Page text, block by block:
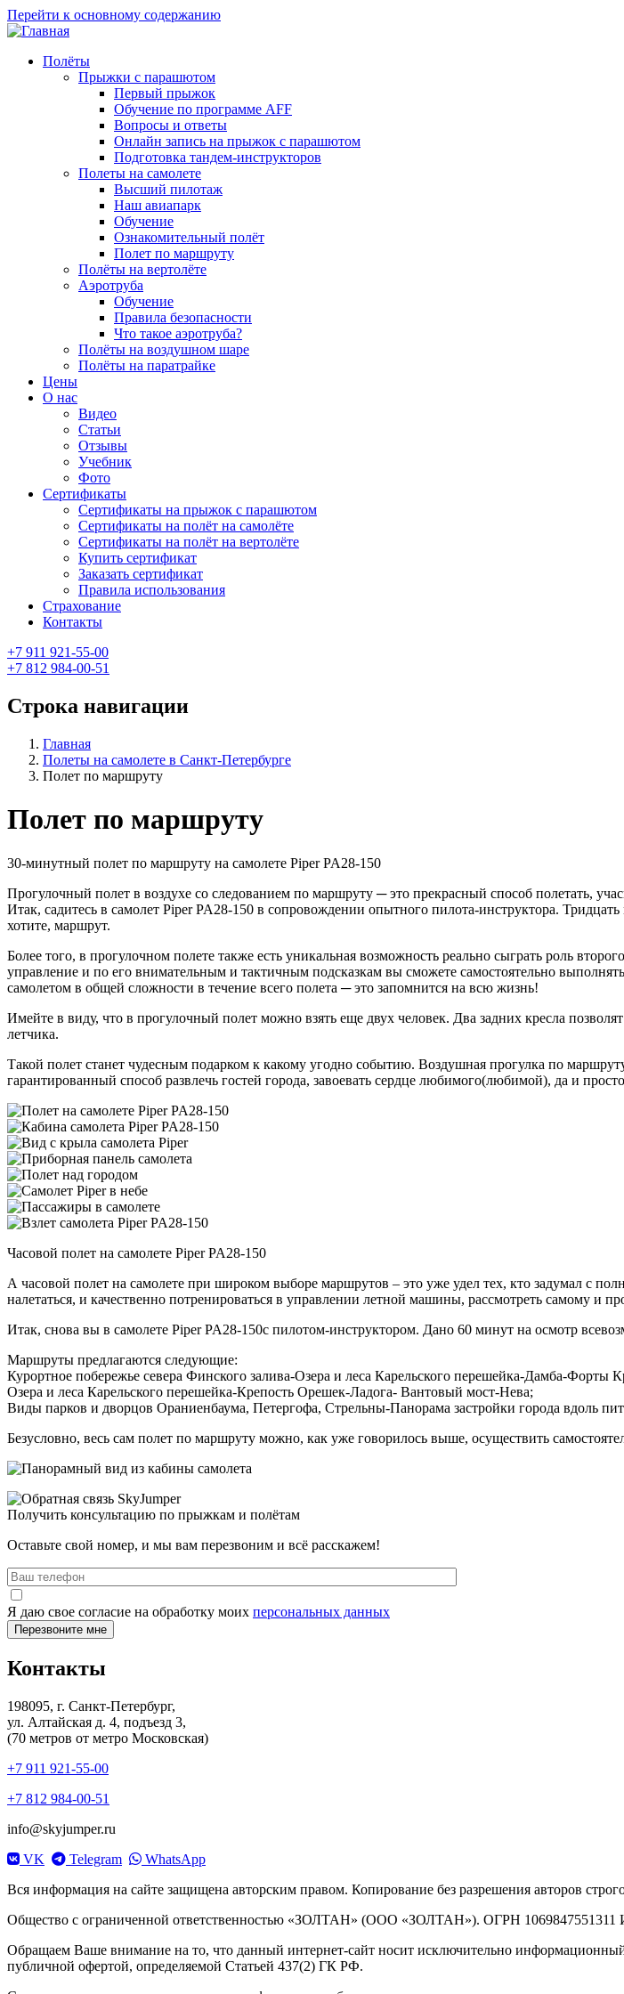
Перейти к основному содержанию
Полёты
Прыжки с парашютом
Первый прыжок
Обучение по программе AFF
Вопросы и ответы
Онлайн запись на прыжок с парашютом
Подготовка тандем-инструкторов
Полеты на самолете
Высший пилотаж
Наш авиапарк
Обучение
Ознакомительный полёт
Полет по маршруту
Полёты на вертолёте
Аэротруба
Обучение
Правила безопасности
Что такое аэротруба?
Полёты на воздушном шаре
Полёты на паратрайке
Цены
О нас
Видео
Статьи
Отзывы
Учебник
Фото
Сертификаты
Сертификаты на прыжок с парашютом
Сертификаты на полёт на самолёте
Сертификаты на полёт на вертолёте
Купить сертификат
Заказать сертификат
Правила использования
Страхование
Контакты
+7 911 921-55-00
+7 812 984-00-51
Строка навигации
Главная
Полеты на самолете в Санкт-Петербурге
Полет по маршруту
Полет по маршруту
30-минутный полет по маршруту на самолете Piper PA28-150
Прогулочный полет в воздухе со следованием по маршруту ─ это прекрасный способ полетать,
Итак, садитесь в самолет Piper PA28-150 в сопровождении опытного пилота-инструктора.
хотите, маршрут.
Более того, в прогулочном полете также есть уникальная возможность реально сыграть роль
управление и по его внимательным и тактичным подсказкам вы сможете самостоятельно
самолетом в общей сложности в течение всего полета ─ это запомнится на всю жизнь!
Имейте в виду, что в прогулочный полет можно взять еще двух человек. Два задних кресла
летчика.
Такой полет станет чудесным подарком к какому угодно событию. Воздушная прогулка по
гарантированный способ развлечь гостей города, завоевать сердце любимого(любимой), да и
Часовой полет на самолете Piper PA28-150
А часовой полет на самолете при широком выборе маршрутов – это уже удел тех, кто задумал с
налетаться, и качественно потренироваться в управлении летной машины, рассмотреть самому и
Итак, снова вы в самолете Piper PA28-150с пилотом-инструктором. Дано 60 минут на осмотр
Маршруты предлагаются следующие:
Курортное побережье севера Финского залива-Озера и леса Карельского перешейка-Дамба-Форты
Озера и леса Карельского перешейка-Крепость Орешек-Ладога- Вантовый мост-Нева;
Виды парков и дворцов Ораниенбаума, Петергофа, Стрельны-Панорама застройки города вдоль
Безусловно, весь сам полет по маршруту можно, как уже говорилось выше, осуществить
Получить консультацию по прыжкам и полётам
Оставьте свой номер, и мы вам перезвоним и всё расскажем!
Я даю свое согласие на обработку моих персональных данных
Контакты
198095, г. Санкт-Петербург,
ул. Алтайская д. 4, подъезд 3,
(70 метров от метро Московская)
+7 911 921-55-00
+7 812 984-00-51
info@skyjumper.ru
VK
Telegram
WhatsApp
Вся информация на сайте защищена авторским правом. Копирование без разрешения авторов
Общество с ограниченной ответственностью «ЗОЛТАН» (ООО «ЗОЛТАН»). ОГРН 1069847551311
Обращаем Ваше внимание на то, что данный интернет-сайт носит исключительно
публичной офертой, определяемой Статьей 437(2) ГК РФ.